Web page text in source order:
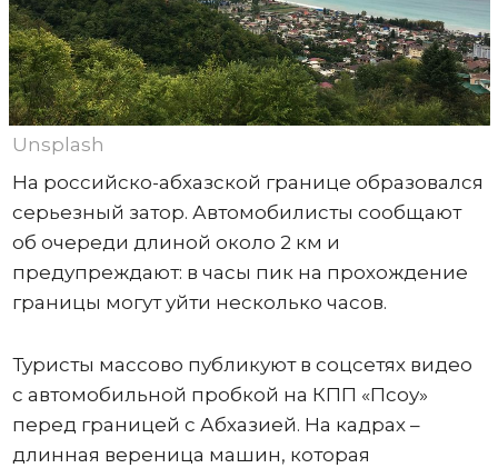
Unsplash
На российско-абхазской границе образовался
серьезный затор. Автомобилисты сообщают
об очереди длиной около 2 км и
предупреждают: в часы пик на прохождение
границы могут уйти несколько часов.
Туристы массово публикуют в соцсетях видео
с автомобильной пробкой на КПП «Псоу»
перед границей с Абхазией. На кадрах –
длинная вереница машин, которая